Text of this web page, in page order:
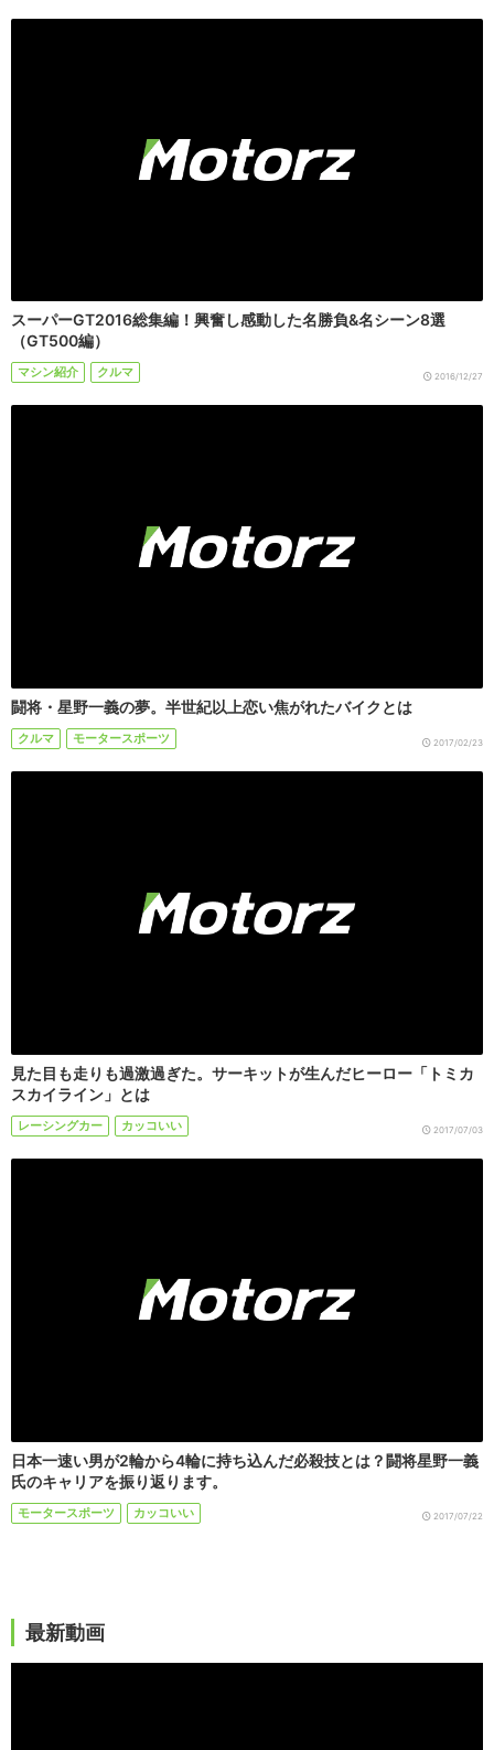
スーパーGT2016総集編！興奮し感動した名勝負&名シーン8選
（GT500編）
マシン紹介 クルマ 2016/12/27
闘将・星野一義の夢。半世紀以上恋い焦がれたバイクとは
クルマ モータースポーツ 2017/02/23
見た目も走りも過激過ぎた。サーキットが生んだヒーロー「トミカ
スカイライン」とは
レーシングカー カッコいい 2017/07/03
日本一速い男が2輪から4輪に持ち込んだ必殺技とは？闘将星野一義
氏のキャリアを振り返ります。
モータースポーツ カッコいい 2017/07/22
最新動画